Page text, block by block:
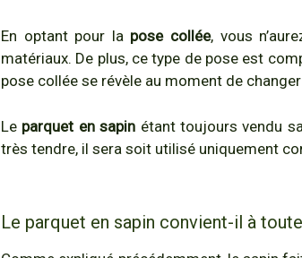
En optant pour la pose collée, vous
matériaux. De plus, ce type de pose est
pose collée se révèle au moment de
Le parquet en sapin étant toujours vendu
très tendre, il sera soit utilisé uniquement
Le parquet en sapin convient-il à